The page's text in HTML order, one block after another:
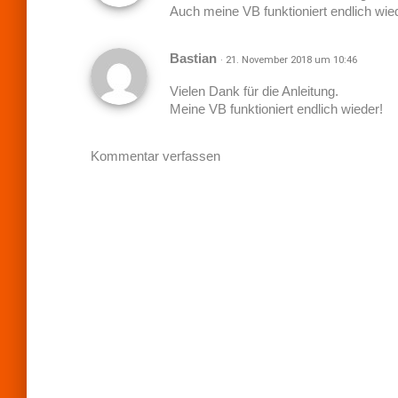
n
Auch meine VB funktioniert endlich
Bastian · 21. November 2018 um 10:46
Vielen Dank für die Anleitung.
Meine VB funktioniert endlich wieder!
Kommentar verfassen